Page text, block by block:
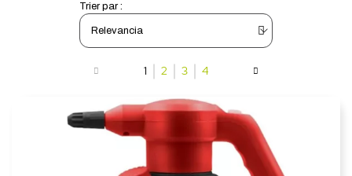
Trier par :
1 2 3 4